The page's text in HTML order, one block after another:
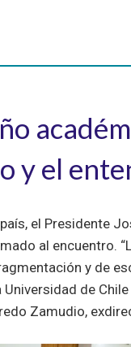
y el
el Presidente
al encuentro.
y de
de
Zamudio,